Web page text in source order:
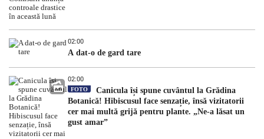
02:00
A dat-o de gard tare
02:00
FOTO
Canicula își spune cuvântul la Grădina
Botanică! Hibiscusul face senzație, însă vizitatorii
cer mai multă grijă pentru plante. „Ne-a lăsat un
gust amar”